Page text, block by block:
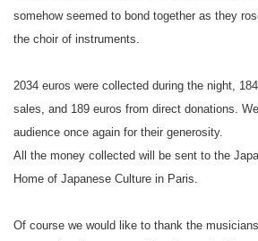
somehow seemed to bond together as they
the choir of instruments.
2034 euros were collected during the night,
sales, and 189 euros from direct donations.
audience once again for their generosity.
All the money collected will be sent to the
Home of Japanese Culture in Paris.
Of course we would like to thank the